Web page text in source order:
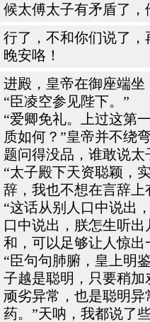
候太傅太子有矛盾了，
行了，不和你们说了
晚安咯！
进殿，皇帝在御座端坐
“臣凌空参见陛下。”
“爱卿免礼。上过这第
质如何？”皇帝并不绕
题问得没品，谁敢说太
“太子殿下天资聪颖，
辞，我也不想在言辞上
“这话从别人口中说出
口中说出，朕怎生听出
和，可以足够让人惊出
“臣句句肺腑，皇上明
子越是聪明，只要稍
顽劣异常，也是聪明
药。”天呐，我都说了